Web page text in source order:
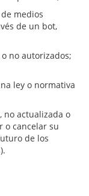
medios
de un bot,
no autorizados;
ley o normativa
no actualizada o
o cancelar su
de los